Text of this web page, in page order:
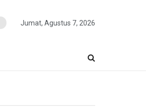
Jumat, Agustus 7, 2026